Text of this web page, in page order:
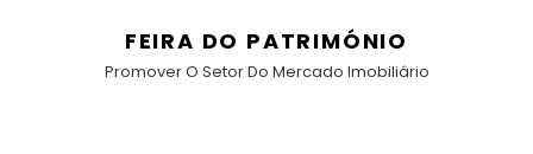
FEIRA DO PATRIMÓNIO
Promover O Setor Do Mercado Imobiliário